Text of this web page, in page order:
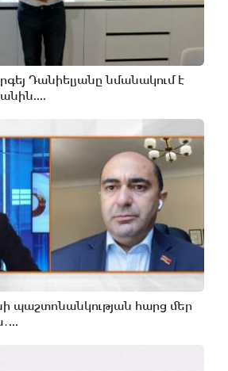
Դանիելյանը նմանակում է
պաշտոնանկության հարց մեր